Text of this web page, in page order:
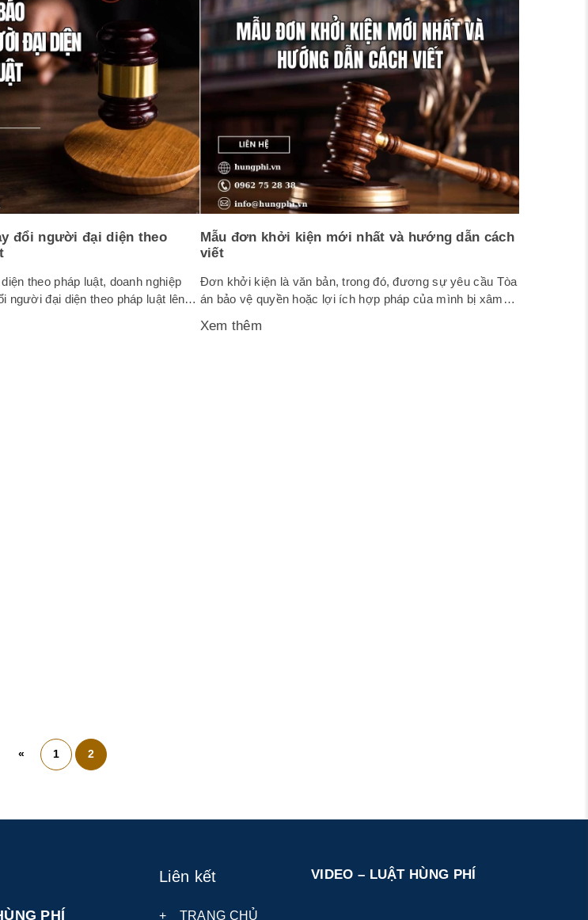
đổi người đại diện theo
theo pháp luật, doanh nghiệp
người đại diện theo pháp luật lên
theo pháp luật. Dưới đây là
Mẫu đơn khởi kiện mới nhất và hướng dẫn cách
viết
Đơn khởi kiện là văn bản, trong đó, đương sự yêu cầu Tòa
án bảo vệ quyền hoặc lợi ích hợp pháp của mình bị xâm
DS được ban hành kèm theo Nghị quyết 01/2017/NQ-
Xem thêm
« 1 2
PHÍ
Liên kết
+ TRANG CHỦ
VIDEO – LUẬT HÙNG PHÍ